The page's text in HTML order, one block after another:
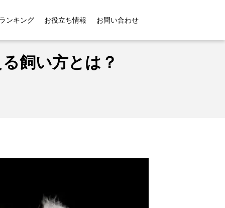
ンキング お役立ち情報 お問い合わせ
は？
飼い方とは？